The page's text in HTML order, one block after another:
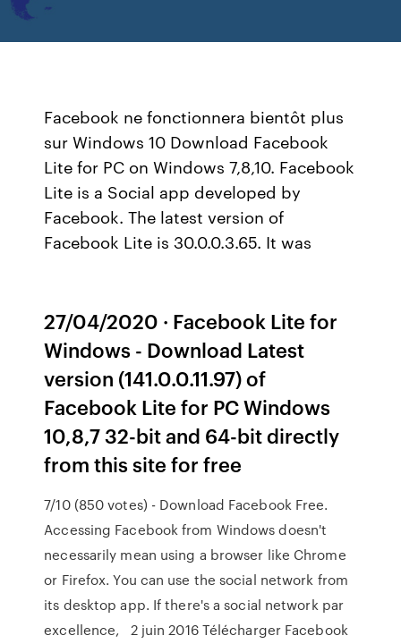
Facebook ne fonctionnera bientôt plus
sur Windows 10 Download Facebook
Lite for PC on Windows 7,8,10. Facebook
Lite is a Social app developed by
Facebook. The latest version of
Facebook Lite is 30.0.0.3.65. It was
27/04/2020 · Facebook Lite for
Windows - Download Latest
version (141.0.0.11.97) of
Facebook Lite for PC Windows
10,8,7 32-bit and 64-bit directly
from this site for free
7/10 (850 votes) - Download Facebook Free.
Accessing Facebook from Windows doesn't
necessarily mean using a browser like Chrome
or Firefox. You can use the social network from
its desktop app. If there's a social network par
excellence, 2 juin 2016 Télécharger Facebook